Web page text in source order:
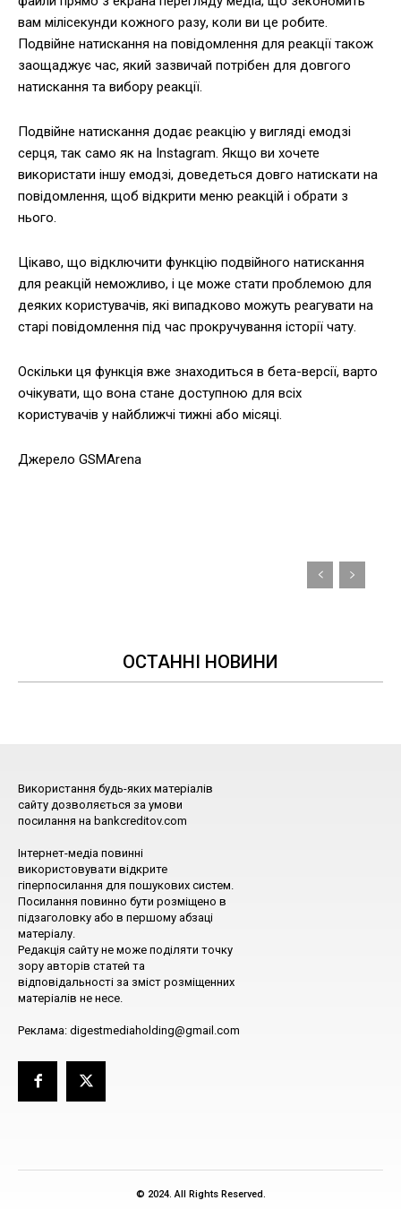
вам мілісекунди кожного разу, коли ви це робите.
Подвійне натискання на повідомлення для реакції також
заощаджує час, який зазвичай потрібен для довгого
натискання та вибору реакції.
Подвійне натискання додає реакцію у вигляді емодзі
серця, так само як на Instagram. Якщо ви хочете
використати іншу емодзі, доведеться довго натискати на
повідомлення, щоб відкрити меню реакцій і обрати з
нього.
Цікаво, що відключити функцію подвійного натискання
для реакцій неможливо, і це може стати проблемою для
деяких користувачів, які випадково можуть реагувати на
старі повідомлення під час прокручування історії чату.
Оскільки ця функція вже знаходиться в бета-версії, варто
очікувати, що вона стане доступною для всіх
користувачів у найближчі тижні або місяці.
Джерело GSMArena
ОСТАННІ НОВИНИ
Використання будь-яких матеріалів
сайту дозволяється за умови
посилання на bankcreditov.com
Інтернет-медіа повинні
використовувати відкрите
гіперпосилання для пошукових систем.
Посилання повинно бути розміщено в
підзаголовку або в першому абзаці
матеріалу.
Редакція сайту не може поділяти точку
зору авторів статей та
відповідальності за зміст розміщенних
матеріалів не несе.
Реклама: digestmediaholding@gmail.com
© 2024. All Rights Reserved.